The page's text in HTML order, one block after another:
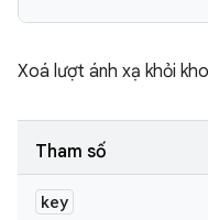
Xoá lượt ánh xạ khỏi
Tham số
key